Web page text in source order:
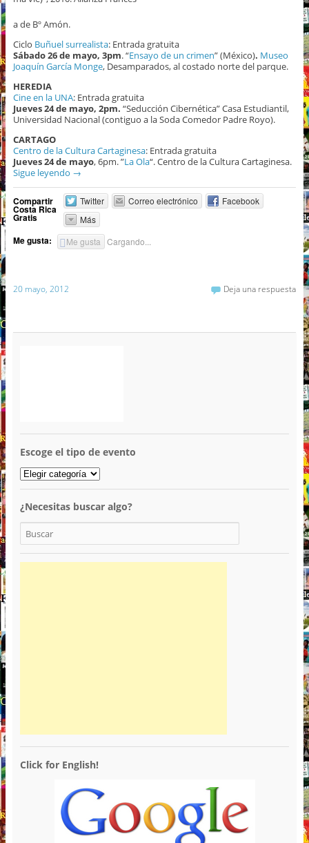
a de Bº Amón.
Ciclo Buñuel surrealista: Entrada gratuita
Sábado 26 de mayo, 3pm. “Ensayo de un crimen” (México). Museo
Joaquín García Monge, Desamparados, al costado norte del parque.
HEREDIA
Cine en la UNA: Entrada gratuita
Jueves 24 de mayo, 2pm. “Seducción Cibernética” Casa Estudiantil,
Universidad Nacional (contiguo a la Soda Comedor Padre Royo).
CARTAGO
Centro de la CulturaCartaginesa: Entrada gratuita
Jueves 24 de mayo, 6pm. ”La Ola“. Centro de la Cultura Cartaginesa.
Sigue leyendo →
Compartir
Costa Rica
Gratis
Twitter Correo electrónico
Facebook
Más
Me gusta: Me gusta Cargando...
20 mayo, 2012 Deja una respuesta
Escoge el tipo de evento
¿Necesitas buscar algo?
Click for English!